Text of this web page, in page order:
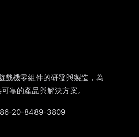
戲機零組件的研發與製造，為
靠的產品與解決方案。
20-8489-3809